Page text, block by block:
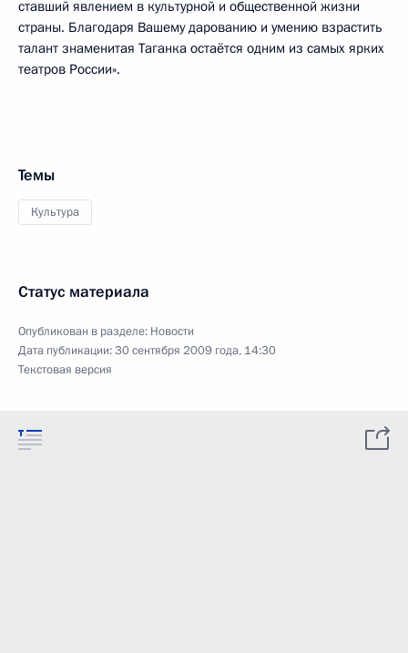
ставший явлением в культурной и общественной жизни
страны. Благодаря Вашему дарованию и умению взрастить
талант знаменитая Таганка остаётся одним из самых ярких
театров России».
Темы
Культура
Статус материала
Опубликован в разделе: Новости
Дата публикации:30 сентября 2009 года, 14:30
Текстовая версия